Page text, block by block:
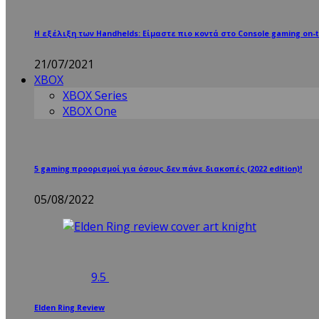
Η εξέλιξη των Handhelds: Είμαστε πιο κοντά στο Console gaming on-
21/07/2021
XBOX
XBOX Series
XBOX One
5 gaming προορισμοί για όσους δεν πάνε διακοπές (2022 edition)!
05/08/2022
9.5
Elden Ring Review